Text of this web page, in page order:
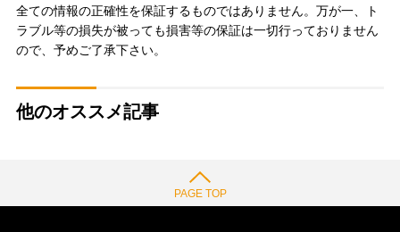
全ての情報の正確性を保証するものではありません。万が一、ト
ラブル等の損失が被っても損害等の保証は一切行っておりません
ので、予めご了承下さい。
他のオススメ記事
PAGE TOP